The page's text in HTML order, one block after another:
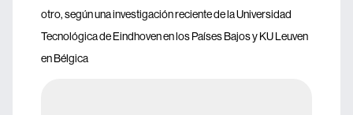
otro, según una investigación reciente de la Universidad
Tecnológica de Eindhoven en los Países Bajos y KU Leuven
en Bélgica